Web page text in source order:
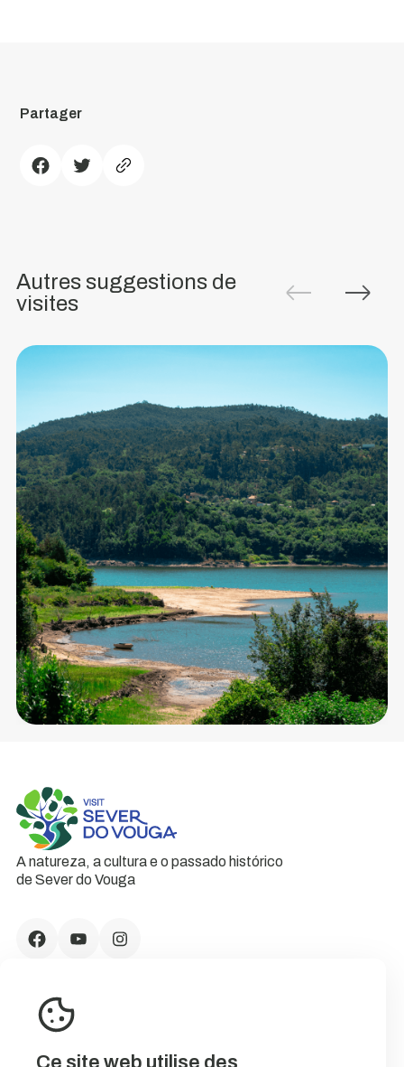
Ce site web utilise des
Partager
Autres suggestions de
visites
Couto
Esteves/Ribeiradio
des
paysages
pour
contemplation
!
A natureza, a cultura e o passado histórico
de Sever do Vouga